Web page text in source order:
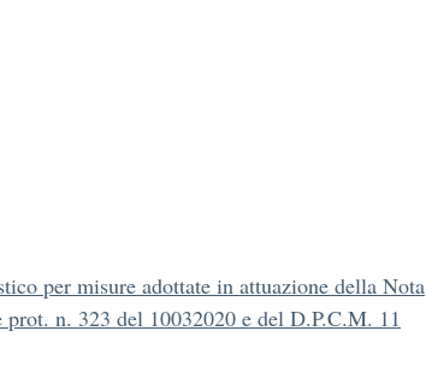
per misure adottate in attuazione della Nota
n. 323 del 10032020 e del D.P.C.M. 11